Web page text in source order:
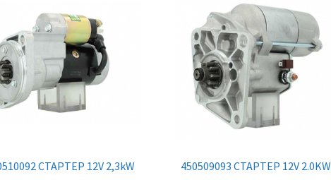
СТАРТЕР 12V 2,3kW 450509093 СТАРТЕР 12V 2.0KW